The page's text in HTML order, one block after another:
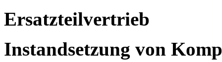
Ersatzteilvertrieb
Instandsetzung von